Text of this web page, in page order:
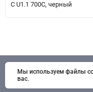
C U1.1 700C, черный
© 1998 - 2026
Мы используем файлы
вас.